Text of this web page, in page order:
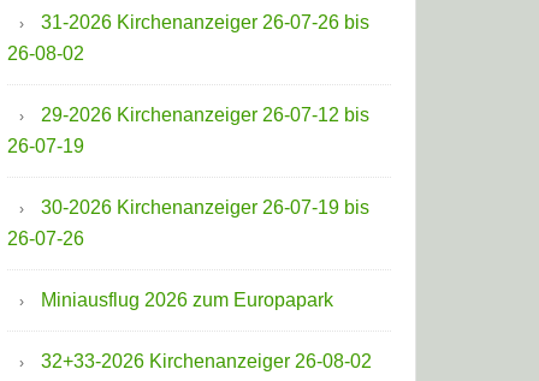
31-2026 Kirchenanzeiger 26-07-26 bis
26-08-02
29-2026 Kirchenanzeiger 26-07-12 bis
26-07-19
30-2026 Kirchenanzeiger 26-07-19 bis
26-07-26
Miniausflug 2026 zum Europapark
32+33-2026 Kirchenanzeiger 26-08-02